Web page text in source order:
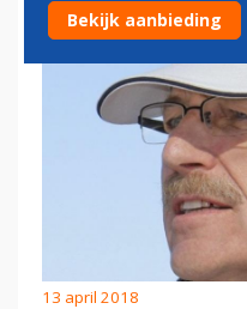
13 april 2018
Bekijk aanbieding